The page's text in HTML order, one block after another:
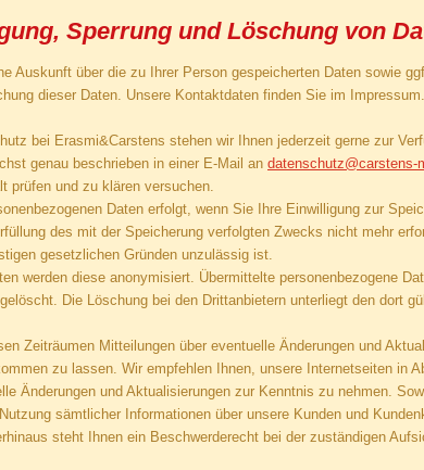
Sperrung und Löschung von
Auskunft über die zu Ihrer Person gespeicherten Daten sowie
dieser Daten. Unsere Kontaktdaten finden Sie im Impressum.
bei Erasmi&Carstens stehen wir Ihnen jederzeit gerne zur
genau beschrieben in einer E-Mail an datenschutz@carstens-
prüfen und zu klären versuchen.
Daten erfolgt, wenn Sie Ihre Einwilligung zur
des mit der Speicherung verfolgten Zwecks nicht mehr
gesetzlichen Gründen unzulässig ist.
werden diese anonymisiert. Übermittelte personenbezogene
Die Löschung bei den Drittanbietern unterliegt den dort
Zeiträumen Mitteilungen über eventuelle Änderungen und
zu lassen. Wir empfehlen Ihnen, unsere Internetseiten in
Änderungen und Aktualisierungen zur Kenntnis zu nehmen.
sämtlicher Informationen über unsere Kunden und
steht Ihnen ein Beschwerderecht bei der zuständigen